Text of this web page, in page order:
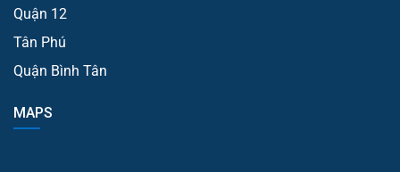
Quận 12
Tân Phú
Quận Bình Tân
MAPS